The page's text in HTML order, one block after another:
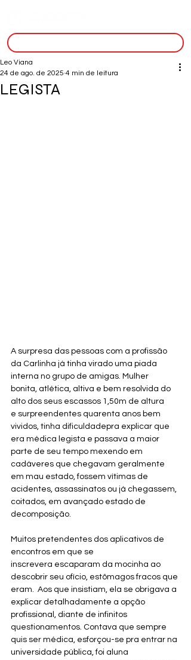
LEGISTA
Leo Viana
24 de ago. de 2025 4 min de leitura
A surpresa das pessoas com a profissão
da Carlinha já tinha virado uma piada
interna no grupo de amigas. Mulher
bonita, atlética, altiva e bem resolvida do
alto dos seus escassos 1,50m de altura
e surpreendentes quarenta anos bem
vividos, tinha dificuldadepra explicar que
era médica legista e passava a maior
parte de seu tempo mexendo em
cadáveres que chegavam geralmente
em mau estado, fossem vítimas de
acidentes, assassinatos ou já chegassem,
coitados, em avançado estado de
decomposição.
Muitos pretendentes dos aplicativos de
encontros em que se
inscrevera escaparam da mocinha ao
descobrir seu ofício, estômagos fracos que
eram.  Aos que insistiam, ela se obrigava a
explicar detalhadamente a opção
profissional, diante de infinitos
questionamentos. Contava que sempre
quis ser médica, esforçou-se pra entrar na
universidade pública, foi aluna